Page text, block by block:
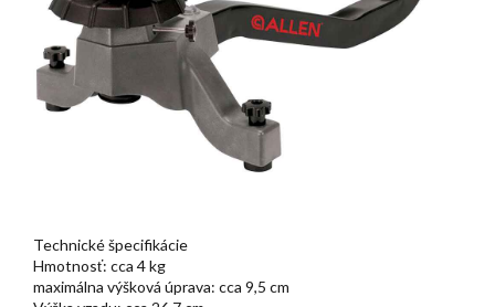
Technické špecifikácie
Hmotnosť: cca 4 kg
maximálna výšková úprava: cca 9,5 cm